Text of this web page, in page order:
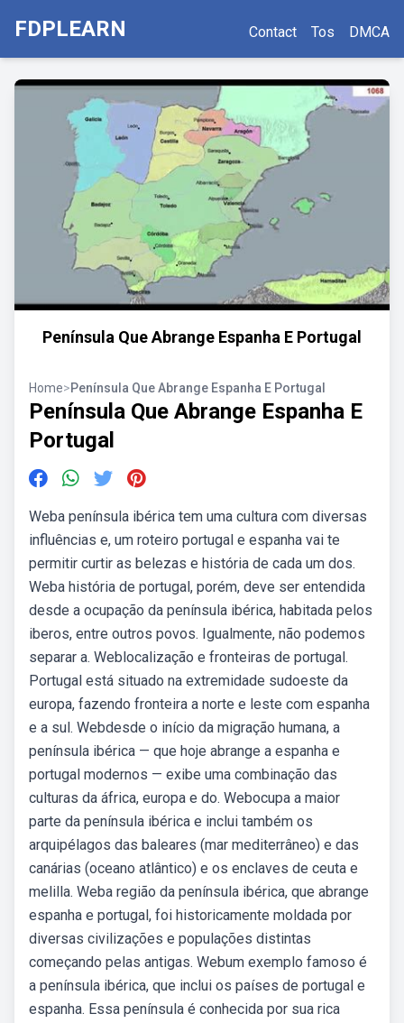
FDPLEARN Contact Tos DMCA
Península Que Abrange Espanha E Portugal
Home>Península Que Abrange Espanha E Portugal
Península Que Abrange Espanha E
Portugal
Weba península ibérica tem uma cultura com diversas
influências e, um roteiro portugal e espanha vai te
permitir curtir as belezas e história de cada um dos.
Weba história de portugal, porém, deve ser entendida
desde a ocupação da península ibérica, habitada pelos
iberos, entre outros povos. Igualmente, não podemos
separar a. Weblocalização e fronteiras de portugal.
Portugal está situado na extremidade sudoeste da
europa, fazendo fronteira a norte e leste com espanha
e a sul. Webdesde o início da migração humana, a
península ibérica — que hoje abrange a espanha e
portugal modernos — exibe uma combinação das
culturas da áfrica, europa e do. Webocupa a maior
parte da península ibérica e inclui também os
arquipélagos das baleares (mar mediterrâneo) e das
canárias (oceano atlântico) e os enclaves de ceuta e
melilla. Weba região da península ibérica, que abrange
espanha e portugal, foi historicamente moldada por
diversas civilizações e populações distintas
começando pelas antigas. Webum exemplo famoso é
a península ibérica, que inclui os países de portugal e
espanha. Essa península é conhecida por sua rica